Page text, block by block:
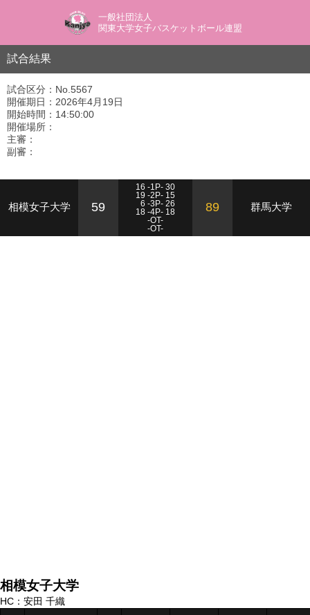
一般社団法人
関東大学女子バスケットボール連盟
試合結果
試合区分：No.5567
開催期日：2026年4月19日
開始時間：14:50:00
開催場所：
主審：
副審：
相模女子大学 59
16 -1P- 30
19 -2P- 15
6 -3P- 26
18 -4P- 18
-OT-
-OT-
89 群馬大学
相模女子大学
HC：安田 千織